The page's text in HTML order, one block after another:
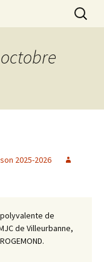
de Mionnay
2025-2026
de
de Villeurbanne,